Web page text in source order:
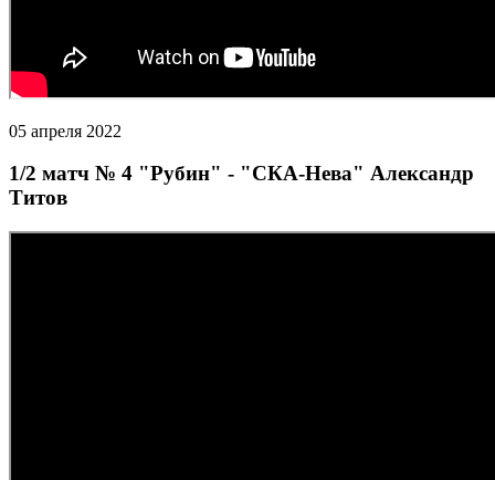
05 апреля 2022
1/2 матч № 4 "Рубин" - "СКА-Нева" Александр
Титов